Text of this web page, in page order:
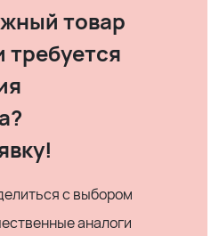
товар
требуется
с выбором
аналоги